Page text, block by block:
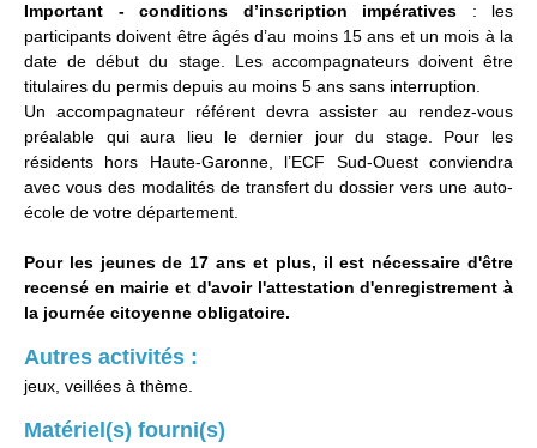
Important - conditions d’inscription impératives : les
participants doivent être âgés d’au moins 15 ans et un mois à la
date de début du stage. Les accompagnateurs doivent être
titulaires du permis depuis au moins 5 ans sans interruption.
Un accompagnateur référent devra assister au rendez-vous
préalable qui aura lieu le dernier jour du stage. Pour les
résidents hors Haute-Garonne, l’ECF Sud-Ouest conviendra
avec vous des modalités de transfert du dossier vers une auto-
école de votre département.
Pour les jeunes de 17 ans et plus, il est nécessaire d'être
recensé en mairie et d'avoir l'attestation d'enregistrement à
la journée citoyenne obligatoire.
Autres activités :
jeux, veillées à thème.
Matériel(s) fourni(s)